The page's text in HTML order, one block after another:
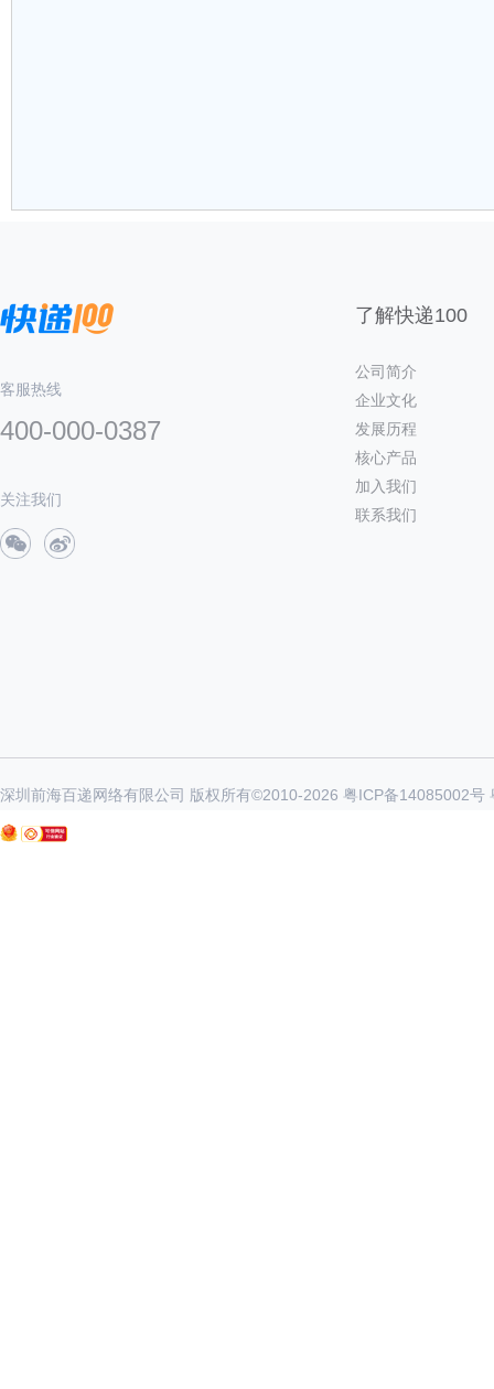
客服热线
400-000-0387
关注我们
了解快递100
公司简介
企业文化
发展历程
核心产品
加入我们
联系我们
深圳前海百递网络有限公司 版权所有©2010-2026 粤ICP备14085002号